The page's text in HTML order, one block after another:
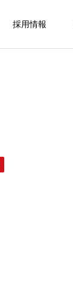
採用情報